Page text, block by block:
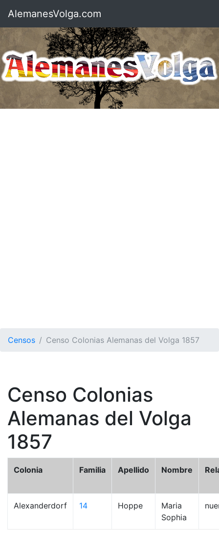
AlemanesVolga.com
Censos Censo Colonias Alemanas del Volga 1857
Censo Colonias
Alemanas del Volga
1857
Colonia Familia Apellido Nombre
Alexanderdorf 14 Hoppe
Maria
Sophia